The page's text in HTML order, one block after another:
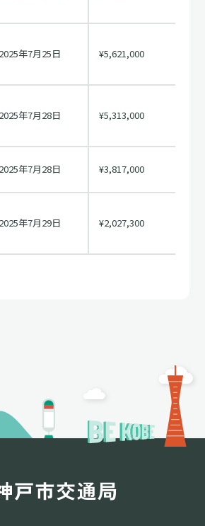
2025年7月25日 ¥5,621,000
2025年7月28日 ¥5,313,000
2025年7月28日 ¥3,817,000
2025年7月29日 ¥2,027,300